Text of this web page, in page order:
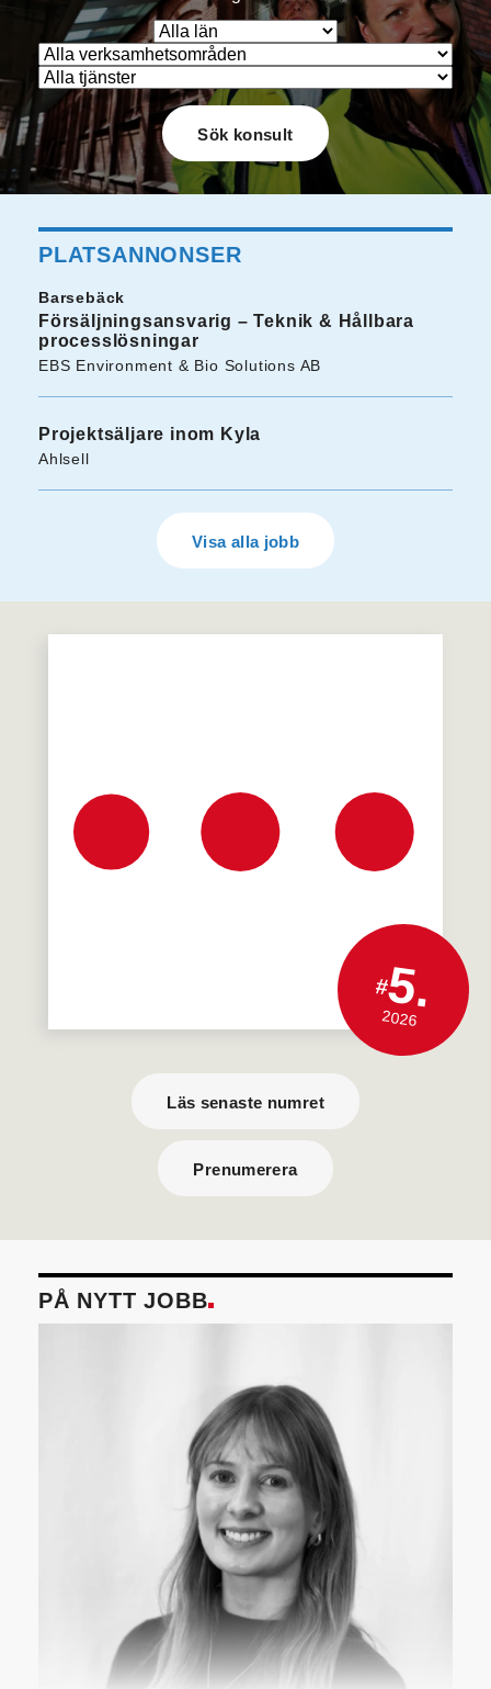
PLATSANNONSER
Barsebäck
Försäljningsansvarig – Teknik & Hållbara
processlösningar
EBS Environment & Bio Solutions AB
Projektsäljare inom Kyla
Ahlsell
Visa alla jobb
#5.
2026
Läs senaste numret
Prenumerera
PÅ NYTT JOBB